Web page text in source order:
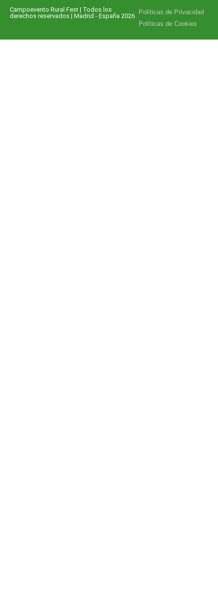
Campoevento Rural Fest | Todos los
derechos reservados | Madrid - España 2026
Políticas de Privacidad
Políticas de Cookies